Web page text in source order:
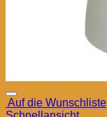
Auf die Wunschliste